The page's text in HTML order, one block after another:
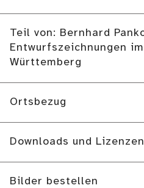
Teil von: Bernhard
Entwurfszeichnungen
Württemberg
Ortsbezug
Downloads und Lizenzen
Bilder bestellen